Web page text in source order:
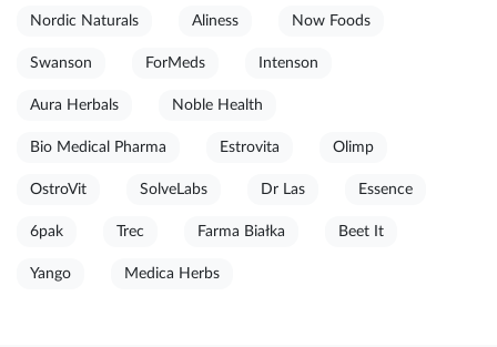
Nordic Naturals Aliness Now Foods
Swanson ForMeds Intenson
Aura Herbals Noble Health
Bio Medical Pharma Estrovita Olimp
OstroVit SolveLabs Dr Las Essence
6pak Trec Farma Białka Beet It
Yango Medica Herbs